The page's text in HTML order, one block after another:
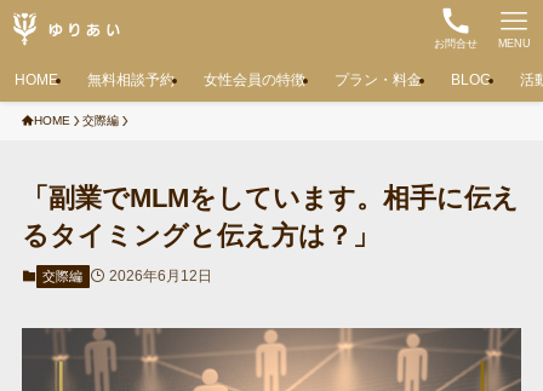
お問合せ MENU
HOME 無料相談予約 女性会員の特徴 プラン・料金 BLOG 活
HOME 交際編
「副業でMLMをしています。相手に伝え
るタイミングと伝え方は？」
交際編 2026年6月12日